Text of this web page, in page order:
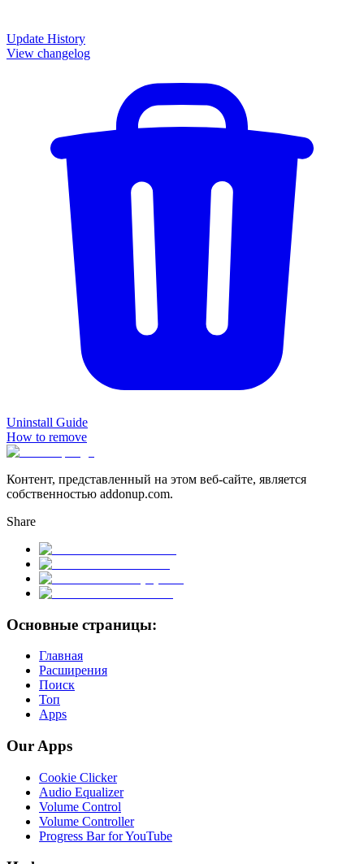
Update History
View changelog
Uninstall Guide
How to remove
Контент, представленный на этом веб-сайте, является
собственностью addonup.com.
Share
Основные страницы:
Главная
Расширения
Поиск
Топ
Apps
Our Apps
Cookie Clicker
Audio Equalizer
Volume Control
Volume Controller
Progress Bar for YouTube